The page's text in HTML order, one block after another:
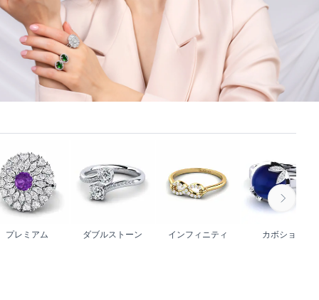
プレミアム ダブルストーン インフィニティ カボション